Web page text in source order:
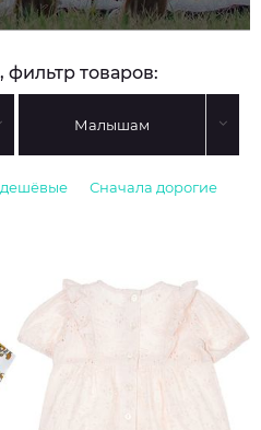
товаров:
Малышам
Сначала дорогие